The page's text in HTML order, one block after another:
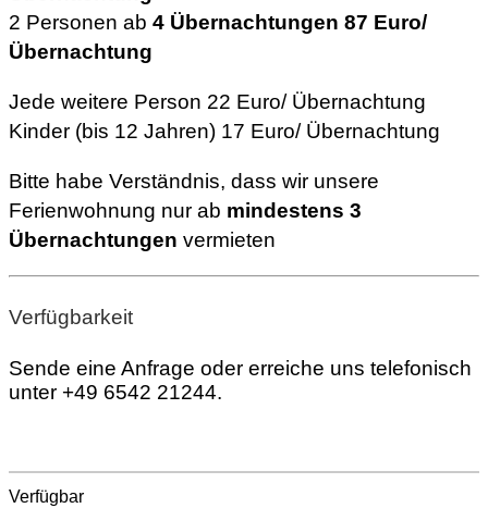
2 Personen ab 4 Übernachtungen 87 Euro/
Übernachtung
Jede weitere Person 22 Euro/ Übernachtung
Kinder (bis 12 Jahren) 17 Euro/ Übernachtung
Bitte habe Verständnis, dass wir unsere
Ferienwohnung nur ab mindestens 3
Übernachtungen vermieten
Verfügbarkeit
Sende eine Anfrage oder erreiche uns telefonisch
unter +49 6542 21244.
Verfügbar